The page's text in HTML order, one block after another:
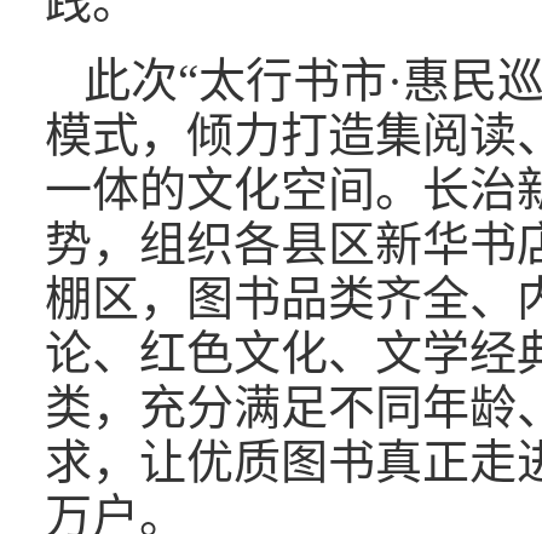
此次“太行书市·惠民
模式，倾力打造集阅读
一体的文化空间。长治
势，组织各县区新华书
棚区，图书品类齐全、
论、红色文化、文学经
类，充分满足不同年龄
求，让优质图书真正走
万户。